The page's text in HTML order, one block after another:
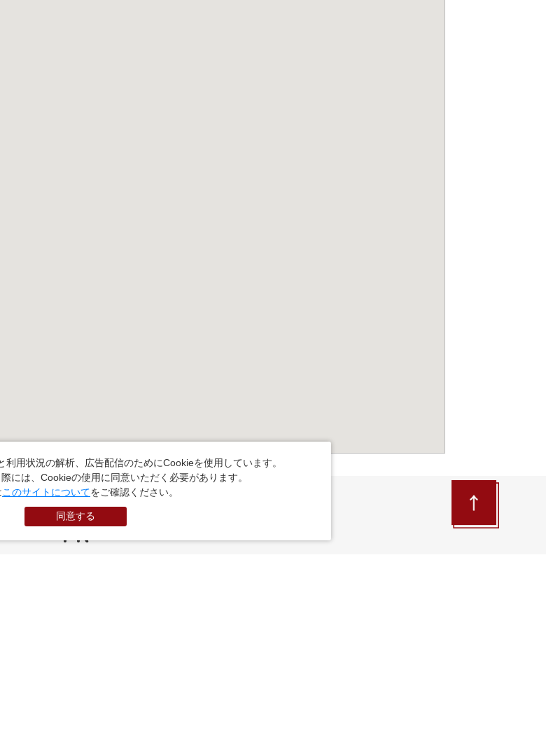
PR
利用状況の解析、広告配信のためにCookieを使用しています。
には、Cookieの使用に同意いただく必要があります。
このサイトについてをご確認ください。
同意する